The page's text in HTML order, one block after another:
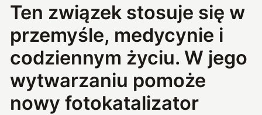
Ten związek stosuje się w
przemyśle, medycynie i
codziennym życiu. W jego
wytwarzaniu pomoże
nowy fotokatalizator